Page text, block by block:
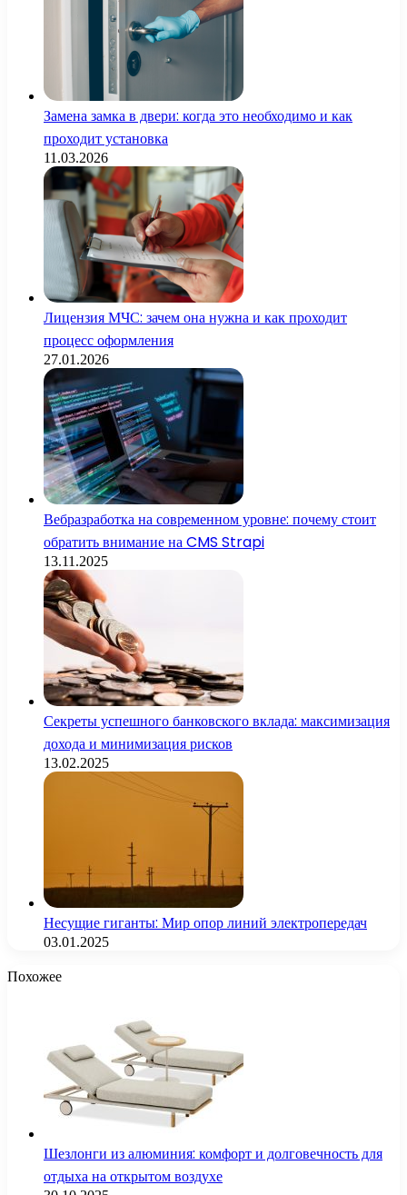
Замена замка в двери: когда это необходимо и как
проходит установка
11.03.2026
Лицензия МЧС: зачем она нужна и как проходит
процесс оформления
27.01.2026
Вебразработка на современном уровне: почему стоит
обратить внимание на CMS Strapi
13.11.2025
Секреты успешного банковского вклада: максимизация
дохода и минимизация рисков
13.02.2025
Несущие гиганты: Мир опор линий электропередач
03.01.2025
Похожее
Шезлонги из алюминия: комфорт и долговечность для
отдыха на открытом воздухе